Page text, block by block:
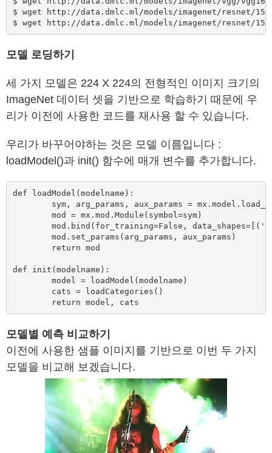
$ wget http://data.dmlc.ml/models/imagenet/resnet/
$ wget http://data.dmlc.ml/models/imagenet/resnet/
모델 로딩하기
세 가지 모델은 224 X 224의 전형적인 이미지 크기의
ImageNet 데이터 셋을 기반으로 학습하기 때문에 우
리가 이전에 사용한 코드를 재사용 할 수 있습니다.
우리가 바꾸어야하는 것은 모델 이름입니다 :
loadModel()과 init() 함수에 매개 변수를 추가합니다.
def loadModel(modelname):
sym, arg_params, aux_params =
        mod = mx.mod.Module(symbol=sym)
mod.bind(for_training=False,
        mod.set_params(arg_params, aux_params)
        return mod
def init(modelname):
        model = loadModel(modelname)
        cats = loadCategories()
        return model, cats
모델별 예측 비교하기
이전에 사용한 샘플 이미지를 기반으로 이번 두 가지
모델을 비교해 보겠습니다.